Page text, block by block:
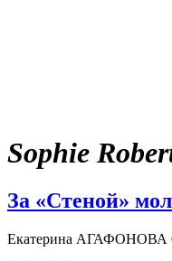
Sophie
За «Стеной»
Екатерина АГАФОНОВА